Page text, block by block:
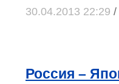
30.04.2013 22:29 /
Россия –